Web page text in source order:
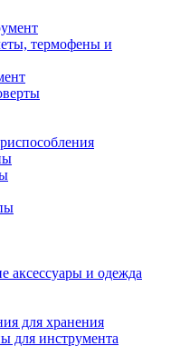
термофены и
аксессуары и одежда
для хранения
для инструмента